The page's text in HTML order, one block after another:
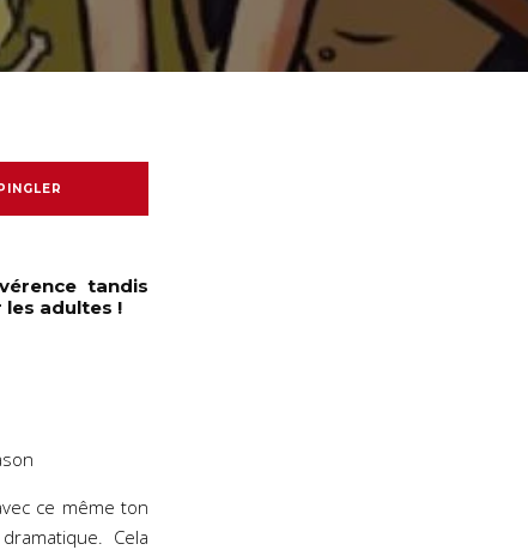
tandis
les adultes !
ce même ton
Cela